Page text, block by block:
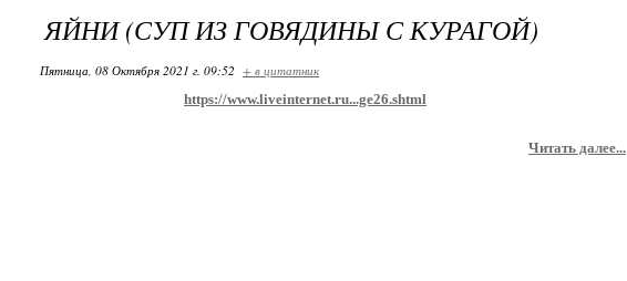
ЯЙНИ (СУП ИЗ ГОВЯДИНЫ С КУРАГОЙ)
Пятница, 08 Октября 2021 г. 09:52 + в цитатник
https://www.liveinternet.ru...ge26.shtml
Читать далее...